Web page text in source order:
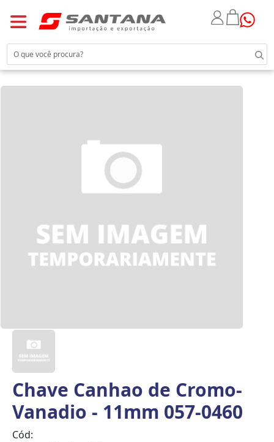
Chave Canhao de Cromo-
Vanadio - 11mm 057-0460
Cód: